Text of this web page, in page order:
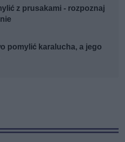
z prusakami - rozpoznaj
pomylić karalucha, a jego